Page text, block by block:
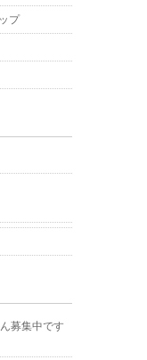
プ
募集中です